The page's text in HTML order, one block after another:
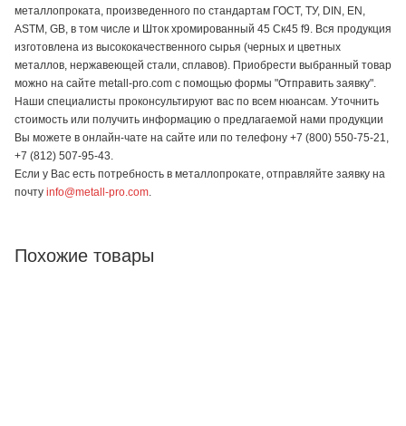
металлопроката, произведенного по стандартам ГОСТ, ТУ, DIN, EN,
ASTM, GB, в том числе и Шток хромированный 45 Ск45 f9. Вся продукция
изготовлена из высококачественного сырья (черных и цветных
металлов, нержавеющей стали, сплавов). Приобрести выбранный товар
можно на сайте metall-pro.com с помощью формы "Отправить заявку".
Наши специалисты проконсультируют вас по всем нюансам. Уточнить
стоимость или получить информацию о предлагаемой нами продукции
Вы можете в онлайн-чате на сайте или по телефону +7 (800) 550-75-21,
+7 (812) 507-95-43.
Если у Вас есть потребность в металлопрокате, отправляйте заявку на
почту info@metall-pro.com
Похожие товары